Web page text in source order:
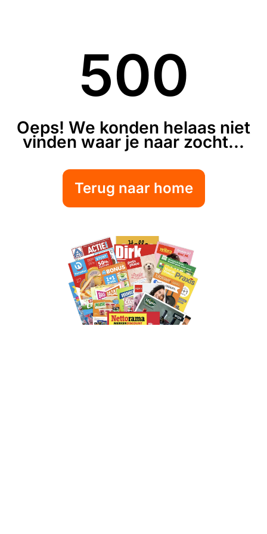
500
Oeps! We konden helaas niet
vinden waar je naar zocht...
Terug naar home